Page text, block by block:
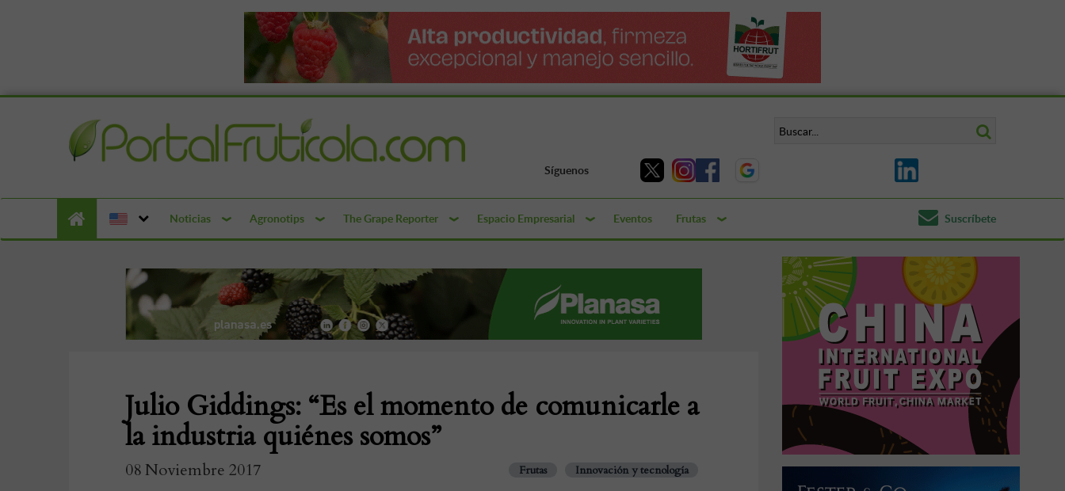
Síguenos
Noticias Agronotips The Grape Reporter Espacio Empresarial Eventos Frutas Suscríbete
Julio Giddings: “Es el momento de comunicarle a
la industria quiénes somos”
08 Noviembre 2017 Frutas Innovación y tecnología